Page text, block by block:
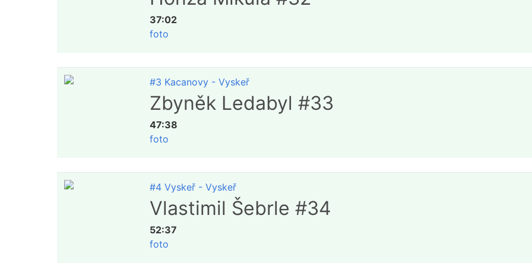
37:02
foto
#3 Kacanovy - Vyskeř
Zbyněk Ledabyl #33
47:38
foto
#4 Vyskeř - Vyskeř
Vlastimil Šebrle #34
52:37
foto